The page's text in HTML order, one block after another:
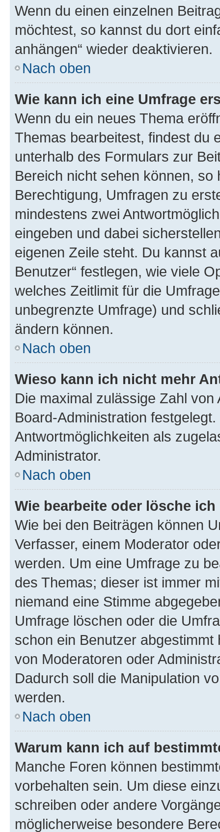
Wenn du einen einzelnen
möchtest, so kannst du dort
anhängen“ wieder deaktivieren.
Nach oben
Wie kann ich eine Umfrage
Wenn du ein neues Thema
Themas bearbeitest, findest du
unterhalb des Formulars zur
Bereich nicht sehen können,
Berechtigung, Umfragen zu
mindestens zwei
eingeben und dabei
eigenen Zeile steht. Du kannst
Benutzer“ festlegen, wie viele
welches Zeitlimit für die
unbegrenzte Umfrage) und
ändern können.
Nach oben
Wieso kann ich nicht mehr
Die maximal zulässige Zahl
Board-Administration
Antwortmöglichkeiten als
Administrator.
Nach oben
Wie bearbeite oder lösche
Wie bei den Beiträgen können
Verfasser, einem Moderator
werden. Um eine Umfrage zu
des Themas; dieser ist immer
niemand eine Stimme
Umfrage löschen oder die
schon ein Benutzer
von Moderatoren oder
Dadurch soll die Manipulation
werden.
Nach oben
Warum kann ich auf
Manche Foren können
vorbehalten sein. Um diese
schreiben oder andere
möglicherweise besondere